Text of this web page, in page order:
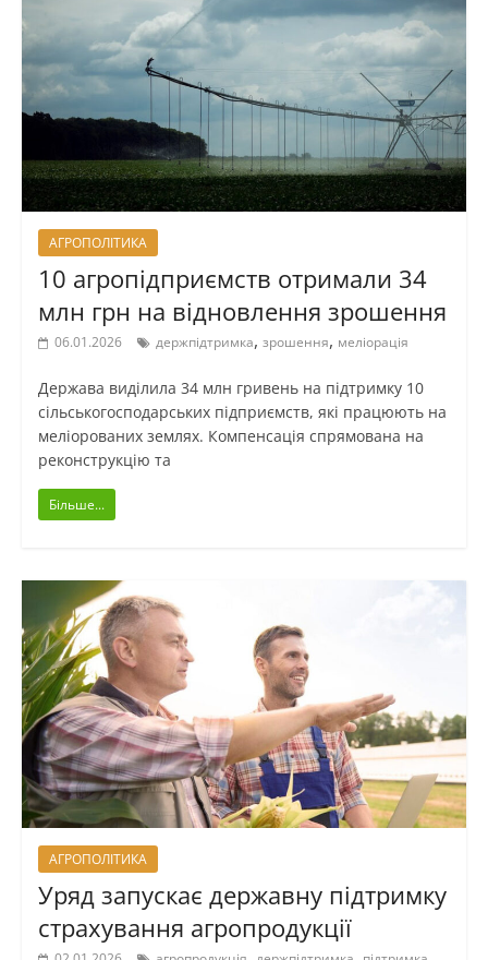
АГРОПОЛІТИКА
10 агропідприємств отримали 34
млн грн на відновлення зрошення
06.01.2026 держпідтримка, зрошення, меліорація
Держава виділила 34 млн гривень на підтримку 10
сільськогосподарських підприємств, які працюють на
меліорованих землях. Компенсація спрямована на
реконструкцію та
Більше...
АГРОПОЛІТИКА
Уряд запускає державну підтримку
страхування агропродукції